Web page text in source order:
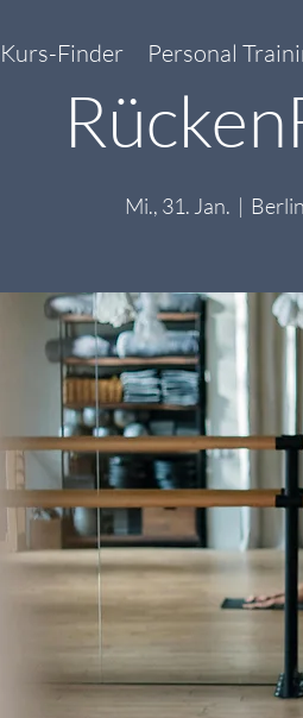
Mi., 31. Jan.
  |
Berlin
Kurs-Finder Personal